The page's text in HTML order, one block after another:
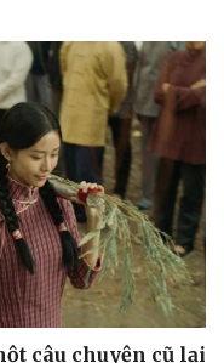
câu chuyện cũ lại